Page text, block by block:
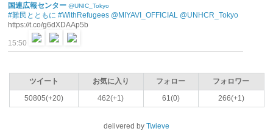
国連広報センター @UNIC_Tokyo
#難民とともに #WithRefugees @MIYAVI_OFFICIAL @UNHCR_Tokyo
https://t.co/g6dXDAAp5b
15:50
ツイート お気に入り フォロー
フォロワー
50805(+20)
462(+1) 61(0) 266(+1)
delivered by Twieve